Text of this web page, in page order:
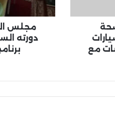
مع
ببركان
ويصادق
مجلس
دورته
برنامج